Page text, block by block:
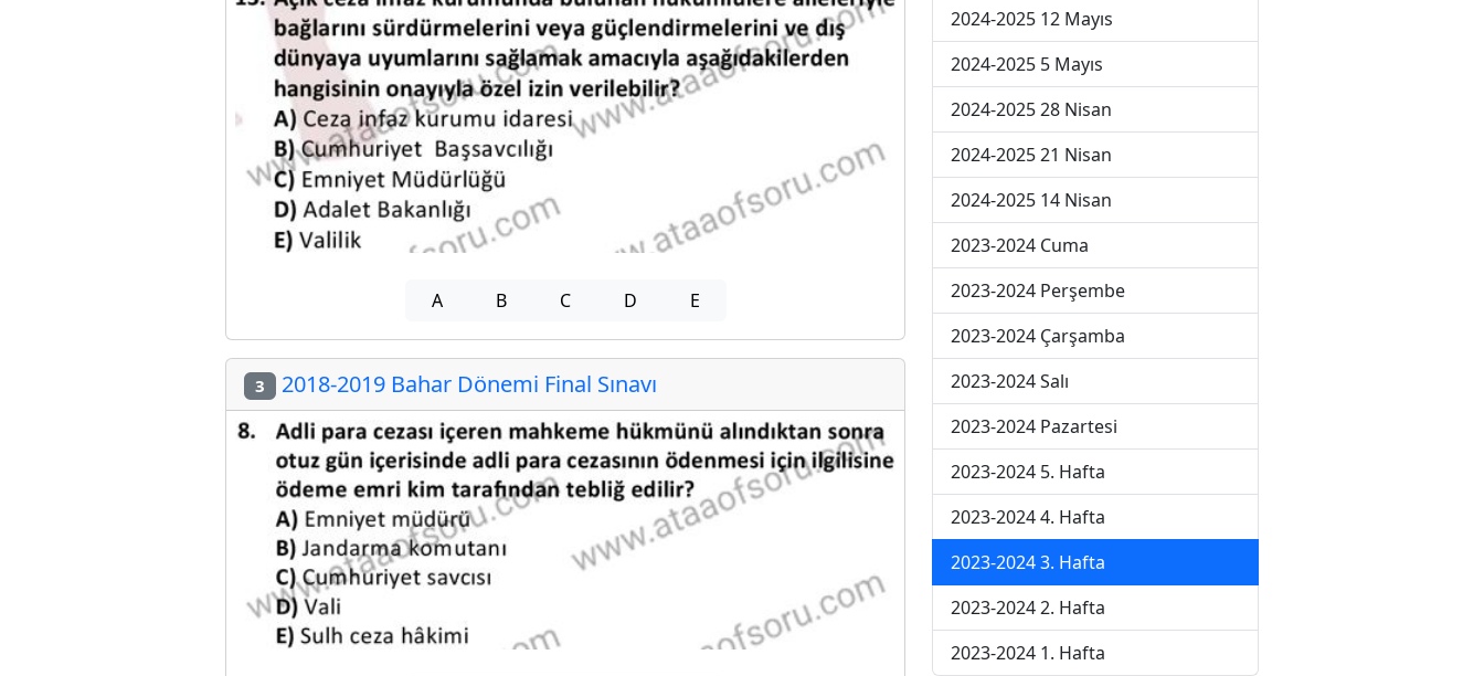
A B C D E
3 2018-2019 Bahar Dönemi Final Sınavı
2024-2025 12 Mayıs
2024-2025 5 Mayıs
2024-2025 28 Nisan
2024-2025 21 Nisan
2024-2025 14 Nisan
2023-2024 Cuma
2023-2024 Perşembe
2023-2024 Çarşamba
2023-2024 Salı
2023-2024 Pazartesi
2023-2024 5. Hafta
2023-2024 4. Hafta
2023-2024 3. Hafta
2023-2024 2. Hafta
2023-2024 1. Hafta